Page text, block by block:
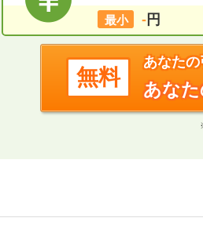
最小 - 円
無料
あなた
あな